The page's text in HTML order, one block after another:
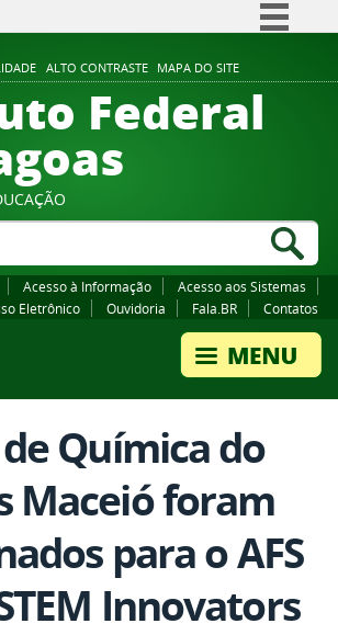
ALTO CONTRASTE MAPA DO SITE
Comunica BR
Participe
Canais
Federal
Acesso à Informação
Acesso aos Sistemas
Eletrônico
Ouvidoria Fala.BR Contatos
Química do
Maceió foram
para o AFS
Innovators